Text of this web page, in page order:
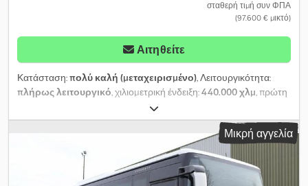
σταθερή τιμή συν ΦΠΑ
(97.600 € μικτό)
Αιτηθείτε
Κατάσταση:πολύ καλή (μεταχειρισμένο), Λειτουργικότητα:
πλήρως λειτουργικό, χιλιομετρική ένδειξη:440.000 χλμ, πρώτη
, τύπος καυσίμου:
56, τύπος μετάδοσης:αυτόματο, διάταξη αξόνων:3 άξονες,
σκούρο κόκκινο, φρένα:
, μέγεθος ελαστικού: , Έτος κατασκευής:
αερόσακος, ελαστικά για όλες τις εποχές,
ηλεκτρονικό πρόγραμμα ευστάθειας (ESP), κεντρικό
Μικρή αγγελία